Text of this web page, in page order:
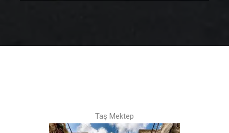
Taş Mektep